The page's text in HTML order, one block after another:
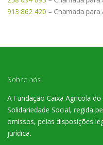
913 862 420 – Chamada
Sobre nós
A Fundação Caixa Agricola
Solidariedade Social, regida
omissos, pelas disposições
jurídica.